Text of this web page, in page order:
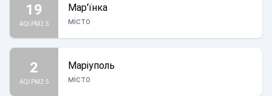
19
AQI PM2.5
Мар'їнка
місто
2
AQI PM2.5
Маріуполь
місто